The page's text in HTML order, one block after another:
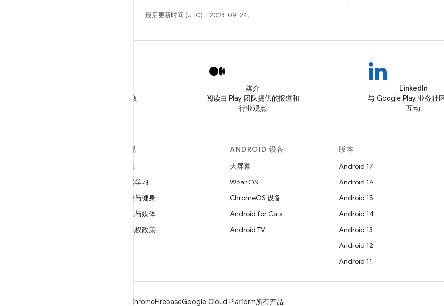
最后更新时间 (UTC)：2023-09-24。
关注 @GooglePlayBiz，获取
媒介
阅读由 Play 团队提供的报道和
行业观点
LinkedIn
与 Google Play 业务社
互动
发现
游戏
机器学习
健康与健身
相机与媒体
隐私权政策
ANDROID 设备
大屏幕
Wear OS
ChromeOS 设备
Android for Cars
Android TV
版本
Android 17
Android 16
Android 15
Android 14
Android 13
Android 12
Android 11
ChromeFirebaseGoogle Cloud Platform所有产品